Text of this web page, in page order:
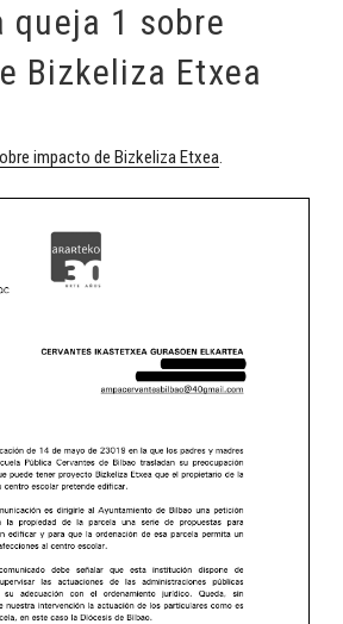
queja 1 sobre
Bizkeliza Etxea
impacto de Bizkeliza Etxea